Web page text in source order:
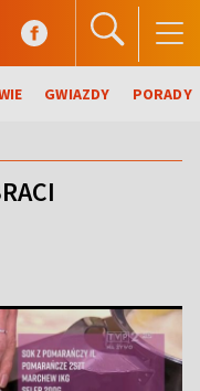
GWIAZDY PORADY